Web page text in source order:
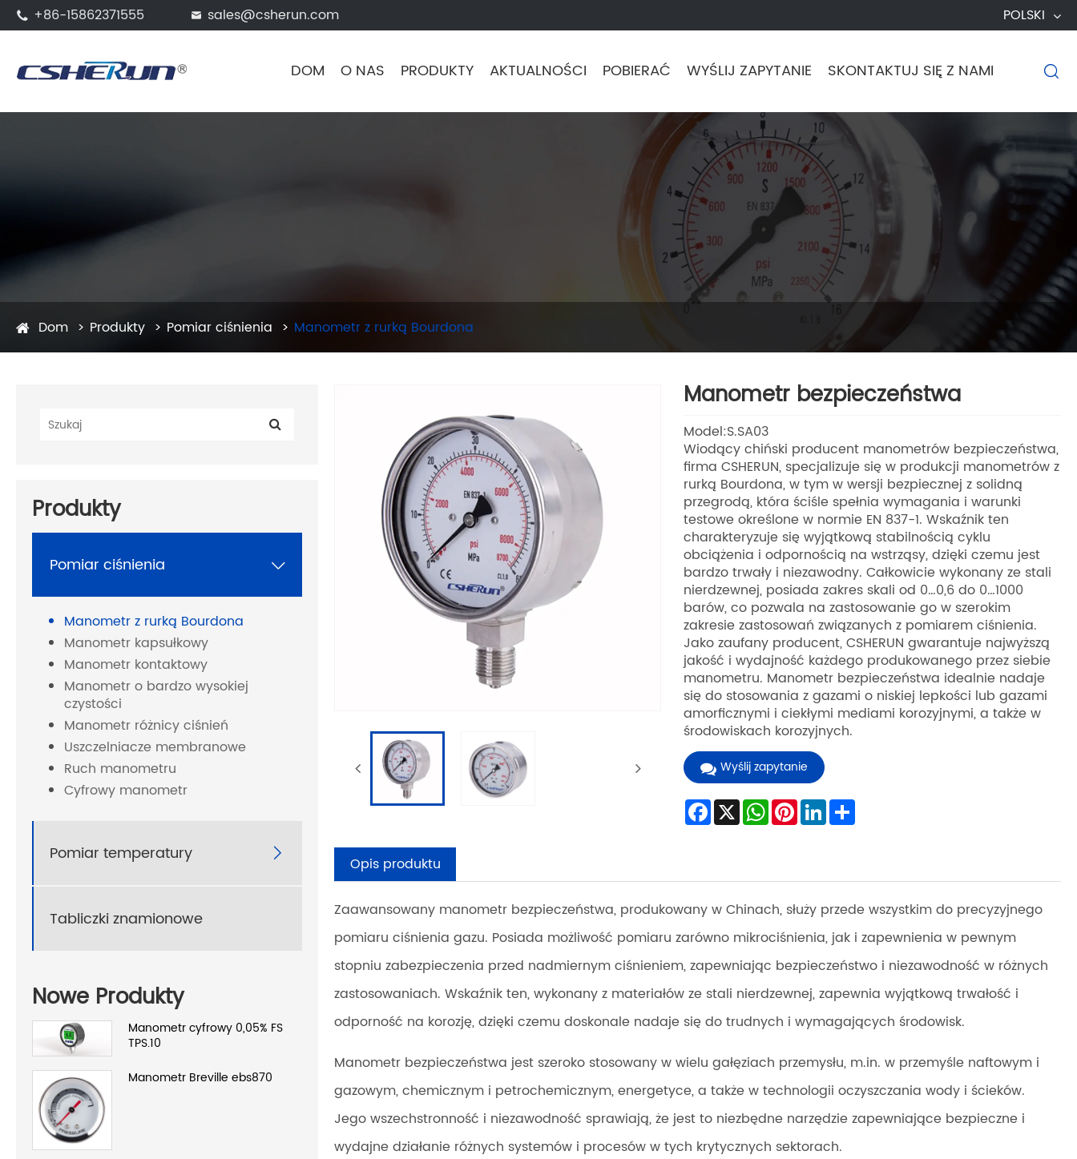
 +86-15862371555  sales@csherun.com POLSKI
DOM O NAS PRODUKTY AKTUALNOŚCI POBIERAĆ WYŚLIJ ZAPYTANIE SKONTAKTUJ SIĘ Z NAMI 
Dom Produkty Pomiar ciśnienia Manometr z rurką Bourdona
Produkty
Pomiar ciśnienia 
Manometr z rurką Bourdona
Manometr kapsułkowy
Manometr kontaktowy
Manometr o bardzo wysokiej
czystości
Manometr różnicy ciśnień
Uszczelniacze membranowe
Ruch manometru
Cyfrowy manometr
Pomiar temperatury 
Tabliczki znamionowe
Nowe Produkty
Manometr cyfrowy 0,05% FS
TPS.10
Manometr Breville ebs870
Manometr bezpieczeństwa
Model:S.SA03
Wiodący chiński producent manometrów bezpieczeństwa,
firma CSHERUN, specjalizuje się w produkcji manometrów z
rurką Bourdona, w tym w wersji bezpiecznej z solidną
przegrodą, która ściśle spełnia wymagania i warunki
testowe określone w normie EN 837-1. Wskaźnik ten
charakteryzuje się wyjątkową stabilnością cyklu
obciążenia i odpornością na wstrząsy, dzięki czemu jest
bardzo trwały i niezawodny. Całkowicie wykonany ze stali
nierdzewnej, posiada zakres skali od 0…0,6 do 0…1000
barów, co pozwala na zastosowanie go w szerokim
zakresie zastosowań związanych z pomiarem ciśnienia.
Jako zaufany producent, CSHERUN gwarantuje najwyższą
jakość i wydajność każdego produkowanego przez siebie
manometru. Manometr bezpieczeństwa idealnie nadaje
się do stosowania z gazami o niskiej lepkości lub gazami
amorficznymi i ciekłymi mediami korozyjnymi, a także w
środowiskach korozyjnych.
Wyślij zapytanie
Facebook
X WhatsApp
Pinterest
LinkedInShare
Opis produktu
Zaawansowany manometr bezpieczeństwa, produkowany w Chinach, służy przede wszystkim do precyzyjnego
pomiaru ciśnienia gazu. Posiada możliwość pomiaru zarówno mikrociśnienia, jak i zapewnienia w pewnym
stopniu zabezpieczenia przed nadmiernym ciśnieniem, zapewniając bezpieczeństwo i niezawodność w różnych
zastosowaniach. Wskaźnik ten, wykonany z materiałów ze stali nierdzewnej, zapewnia wyjątkową trwałość i
odporność na korozję, dzięki czemu doskonale nadaje się do trudnych i wymagających środowisk.
Manometr bezpieczeństwa jest szeroko stosowany w wielu gałęziach przemysłu, m.in. w przemyśle naftowym i
gazowym, chemicznym i petrochemicznym, energetyce, a także w technologii oczyszczania wody i ścieków.
Jego wszechstronność i niezawodność sprawiają, że jest to niezbędne narzędzie zapewniające bezpieczne i
wydajne działanie różnych systemów i procesów w tych krytycznych sektorach.